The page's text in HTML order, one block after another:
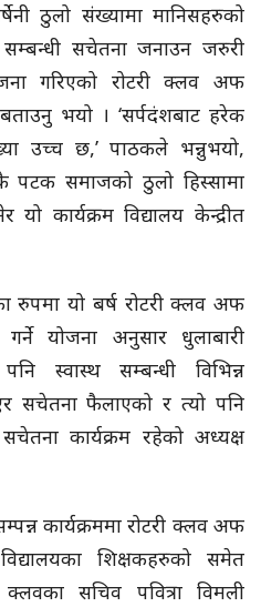
ठुलो संख्यामा मानिसहरुको
सचेतना जनाउन जरुरी
गरिएको रोटरी क्लव अफ
भयो । ‘सर्पदंशबाट हरेक
उच्च छ,’ पाठकले भन्नुभयो,
पटक समाजको ठुलो हिस्सामा
कार्यक्रम विद्यालय केन्द्रीत
रुपमा यो बर्ष रोटरी क्लव अफ
गर्ने योजना अनुसार धुलाबारी
स्वास्थ सम्बन्धी विभिन्न
सचेतना फैलाएको र त्यो पनि
कार्यक्रम रहेको अध्यक्ष
कार्यक्रममा रोटरी क्लव अफ
शिक्षकहरुको समेत
सचिव पवित्रा विमली